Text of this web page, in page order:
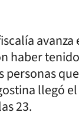
haber
llegó
23.